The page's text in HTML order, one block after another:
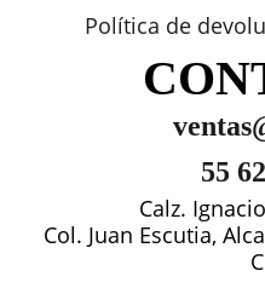
Política de
55
Calz.
Col. Juan Escutia,